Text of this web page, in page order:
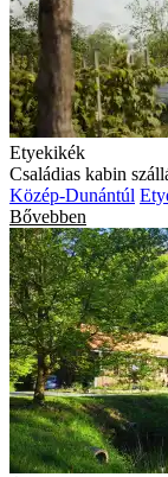
Etyekikék
Családias kabin
Közép-Dunántúl
Bővebben